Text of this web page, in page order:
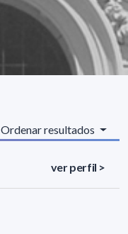
Ordenar resultados
ver perfil >